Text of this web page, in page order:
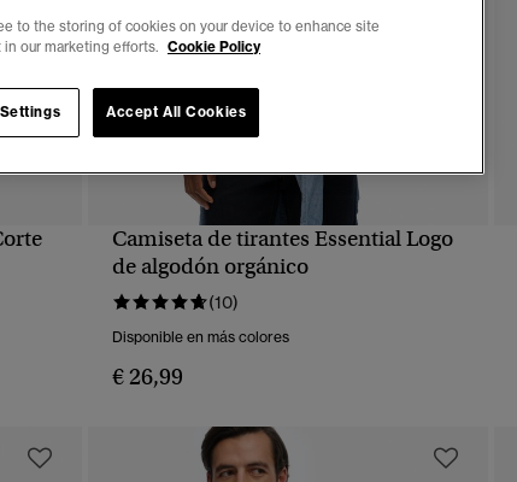
VISTA RÁPIDA
Camiseta de tirantes Essential Logo
de algodón orgánico
(10)
Disponible en más colores
€ 26,99
to the storing of cookies on your device to enhance site
in our marketing efforts. Cookie Policy
Accept All Cookies